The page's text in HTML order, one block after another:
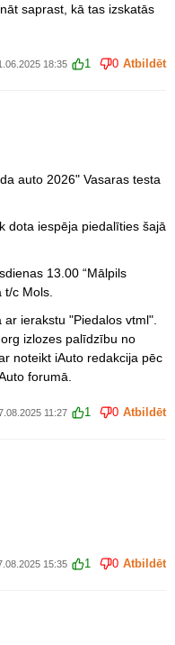
saprast, kā tas izskatās
18:35 1 0 Atbildēt
auto 2026" Vasaras testa
dota iespēja piedalīties šajā
13.00 “Mālpils
c Mols.
ierakstu "Piedalos vtml".
izlozes palīdzību no
noteikt iAuto redakcija pēc
forumā.
11:27 1 0 Atbildēt
15:35 1 0 Atbildēt